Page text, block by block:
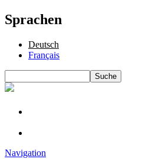
Sprachen
Deutsch
Français
Suchformular
Navigation